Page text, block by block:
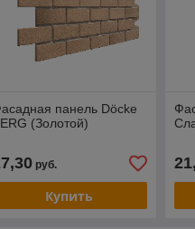
панель Döcke
(Золотой)
руб.
Купить